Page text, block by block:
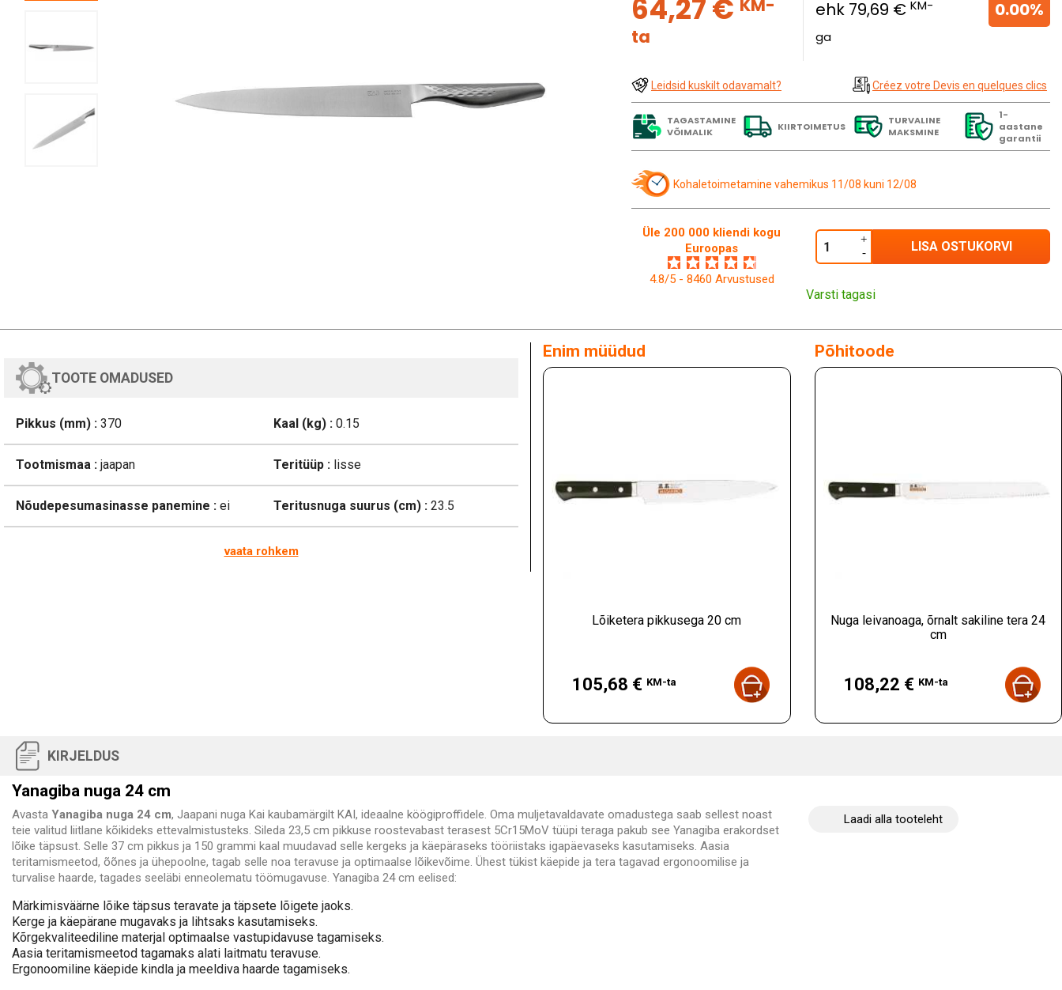
64,27 € KM-
ta
ehk 79,69 €KM-
ga
0.00%
Leidsid kuskilt odavamalt? Créez votre Devis en quelques clics
TAGASTAMINE
VÕIMALIK
KIIRTOIMETUS
TURVALINE
MAKSMINE
1-
aastane
garantii
Kohaletoimetamine vahemikus 11/08 kuni 12/08
Üle 200 000 kliendi kogu
Euroopas
4.8/5 - 8460 Arvustused
LISA OSTUKORVI
Varsti tagasi
TOOTE OMADUSED
Pikkus (mm) : 370 Kaal (kg) :0.15
Tootmismaa : jaapan Teritüüp :lisse
Nõudepesumasinasse panemine : ei Teritusnuga suurus (cm) :23.5
vaata rohkem
Enim müüdud
Lõiketera pikkusega 20 cm
105,68 € KM-ta
Põhitoode
Nuga leivanoaga, õrnalt sakiline tera 24
cm
108,22 € KM-ta
KIRJELDUS
Yanagiba nuga 24 cm
Avasta Yanagiba nuga 24 cm, Jaapani nuga Kai kaubamärgilt KAI, ideaalne köögiproffidele. Oma muljetavaldavate omadustega saab sellest noast
teie valitud liitlane kõikideks ettevalmistusteks. Sileda 23,5 cm pikkuse roostevabast terasest 5Cr15MoV tüüpi teraga pakub see Yanagiba erakordset
lõike täpsust. Selle 37 cm pikkus ja 150 grammi kaal muudavad selle kergeks ja käepäraseks tööriistaks igapäevaseks kasutamiseks. Aasia
teritamismeetod, õõnes ja ühepoolne, tagab selle noa teravuse ja optimaalse lõikevõime. Ühest tükist käepide ja tera tagavad ergonoomilise ja
turvalise haarde, tagades seeläbi enneolematu töömugavuse. Yanagiba 24 cm eelised:
Märkimisväärne lõike täpsus teravate ja täpsete lõigete jaoks.
Kerge ja käepärane mugavaks ja lihtsaks kasutamiseks.
Kõrgekvaliteediline materjal optimaalse vastupidavuse tagamiseks.
Aasia teritamismeetod tagamaks alati laitmatu teravuse.
Ergonoomiline käepide kindla ja meeldiva haarde tagamiseks.
Laadi alla tooteleht